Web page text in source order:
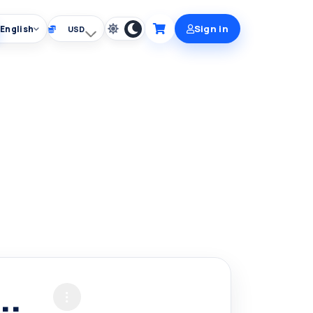
English Choose currency Cart
Sign in